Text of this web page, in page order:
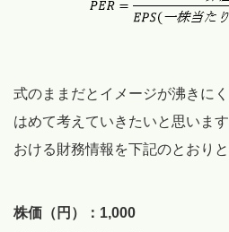
式のままだとイメージが沸きに
はめて考えていきたいと思いま
おける財務情報を下記のとおりと
株価（円）：1,000